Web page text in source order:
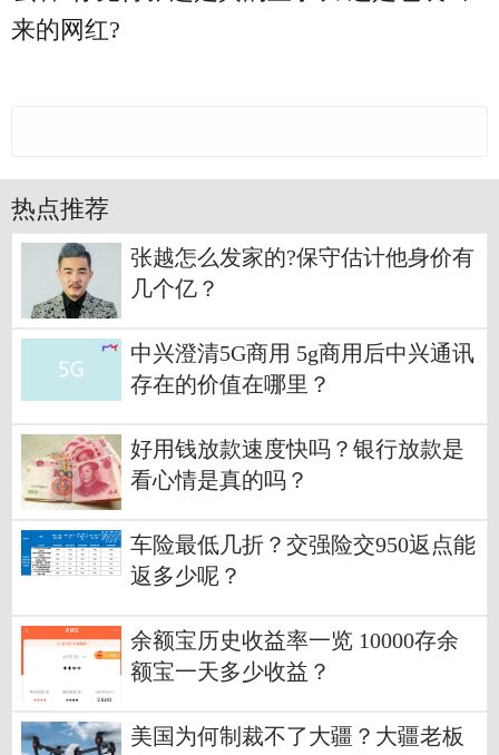
来的网红?
热点推荐
张越怎么发家的?保守估计他身价有
几个亿？
中兴澄清5G商用 5g商用后中兴通讯
存在的价值在哪里？
好用钱放款速度快吗？银行放款是
看心情是真的吗？
车险最低几折？交强险交950返点能
返多少呢？
余额宝历史收益率一览 10000存余
额宝一天多少收益？
美国为何制裁不了大疆？大疆老板